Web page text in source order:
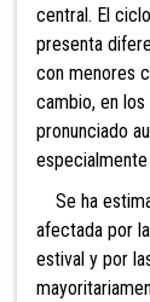
central. El
presenta
con menores
cambio, en
pronunciado
Se ha
afectada por
estival y por